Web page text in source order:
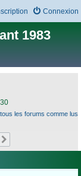
Connexion
1983
les forums comme lus